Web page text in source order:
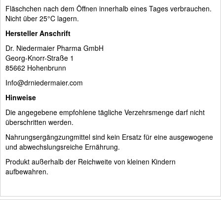
Fläschchen nach dem Öffnen innerhalb eines Tages verbrauchen.
Nicht über 25°C lagern.
Hersteller Anschrift
Dr. Niedermaier Pharma GmbH
Georg-Knorr-Straße 1
85662 Hohenbrunn
Info@drniedermaier.com
Hinweise
Die angegebene empfohlene tägliche Verzehrsmenge darf nicht
überschritten werden.
Nahrungsergängzungmittel sind kein Ersatz für eine ausgewogene
und abwechslungsreiche Ernährung.
Produkt außerhalb der Reichweite von kleinen Kindern
aufbewahren.